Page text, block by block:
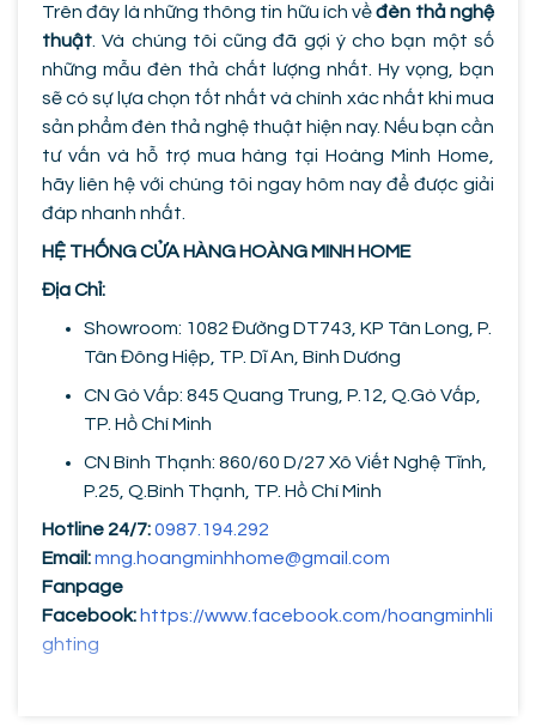
Trên đây là những thông tin hữu ích vềđèn thả nghệ
thuật . Và chúng tôi cũng đã gợi ý cho bạn một số
những mẫu đèn thả chất lượng nhất. Hy vọng, bạn
sẽ có sự lựa chọn tốt nhất và chính xác nhất khi mua
sản phẩm đèn thả nghệ thuật hiện nay. Nếu bạn cần
tư vấn và hỗ trợ mua hàng tại Hoàng Minh Home,
hãy liên hệ với chúng tôi ngay hôm nay để được giải
đáp nhanh nhất.
HỆ THỐNG CỬA HÀNG HOÀNG MINH HOME
Địa Chỉ:
Showroom: 1082 Đường DT743, KP Tân Long, P.
Tân Đông Hiệp, TP. Dĩ An, Bình Dương
CN Gò Vấp: 845 Quang Trung, P.12, Q.Gò Vấp,
TP. Hồ Chí Minh
CN Bình Thạnh: 860/60 D/27 Xô Viết Nghệ Tĩnh,
P.25, Q.Bình Thạnh, TP. Hồ Chí Minh
Hotline 24/7:0987.194.292
Email:mng.hoangminhhome@gmail.com
Fanpage
Facebook:https://www.facebook.com/hoangminhli
ghting